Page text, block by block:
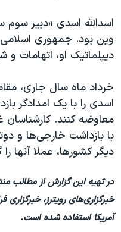
اسدالله اسدی «دبیر سوم
وین بود. جمهوری
دیپلماتیک او، اتهامات و
خرداد ماه سال جاری،
اسدی را با یک امدادگر
معاوضه کنند.
با بازداشت خارجی‌ها و
دیگر کشورها، عملا آنها
در تهیه این گزارش از مطالب
خبرگزاری‌های رویترز،
آمریکا استفاده شده است.